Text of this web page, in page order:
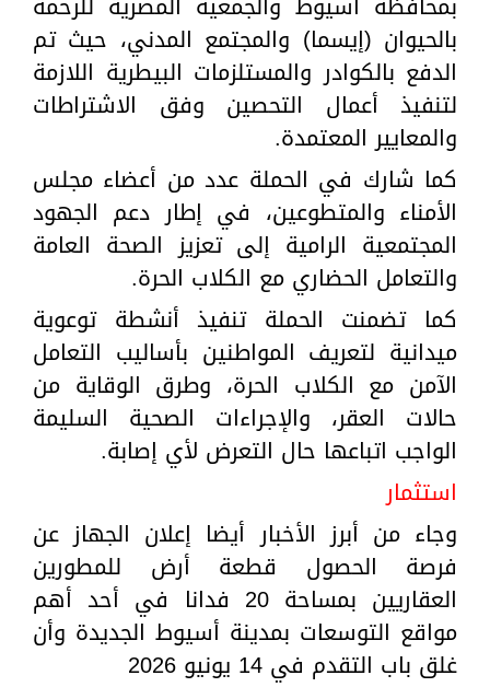
بالحيوان (إيسما) والمجتمع المدني، حيث تم
الدفع بالكوادر والمستلزمات البيطرية اللازمة
لتنفيذ أعمال التحصين وفق الاشتراطات
والمعايير المعتمدة.
كما شارك في الحملة عدد من أعضاء مجلس
الأمناء والمتطوعين، في إطار دعم الجهود
المجتمعية الرامية إلى تعزيز الصحة العامة
والتعامل الحضاري مع الكلاب الحرة.
كما تضمنت الحملة تنفيذ أنشطة توعوية
ميدانية لتعريف المواطنين بأساليب التعامل
الآمن مع الكلاب الحرة، وطرق الوقاية من
حالات العقر، والإجراءات الصحية السليمة
الواجب اتباعها حال التعرض لأي إصابة.
استثمار
وجاء من أبرز الأخبار أيضا إعلان الجهاز عن
فرصة الحصول قطعة أرض للمطورين
العقاريين بمساحة 20 فدانا في أحد أهم
مواقع التوسعات بمدينة أسيوط الجديدة وأن
غلق باب التقدم في 14 يونيو 2026